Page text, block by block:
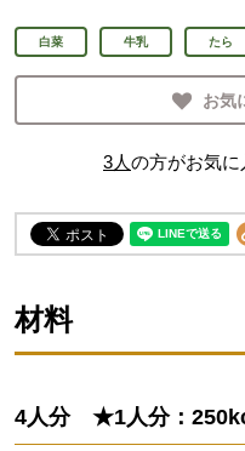
白菜 牛乳 たら
お気
3人の方がお気に
材料
4人分 ★1人分：